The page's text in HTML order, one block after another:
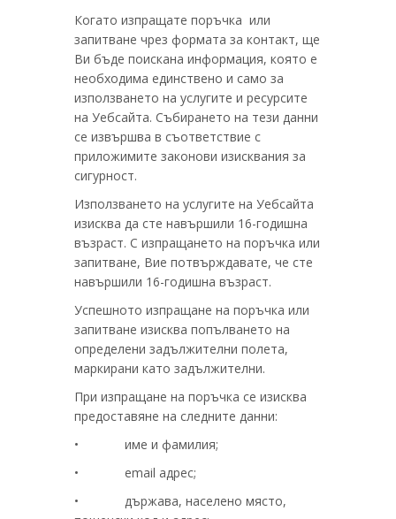
Когато изпращате поръчка или
запитване чрез формата за контакт, ще
Ви бъде поискана информация, която е
необходима единствено и само за
използването на услугите и ресурсите
на Уебсайта. Събирането на тези данни
се извършва в съответствие с
приложимите законови изисквания за
сигурност.
Използването на услугите на Уебсайта
изисква да сте навършили 16-годишна
възраст. С изпращането на поръчка или
запитване, Вие потвърждавате, че сте
навършили 16-годишна възраст.
Успешното изпращане на поръчка или
запитване изисква попълването на
определени задължителни полета,
маркирани като задължителни.
При изпращане на поръчка се изисква
предоставяне на следните данни:
• име и фамилия;
• email адрес;
• държава, населено място,